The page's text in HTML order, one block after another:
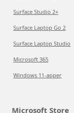
Surface Studio 2+
Surface Laptop Go 2
Surface Laptop Studio
Microsoft 365
Windows 11-apper
Microsoft Store